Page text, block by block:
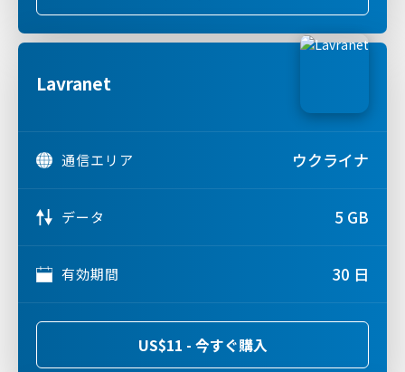
Lavranet
通信エリア ウクライナ
データ 5 GB
有効期間 30 日
US$11 - 今すぐ購入